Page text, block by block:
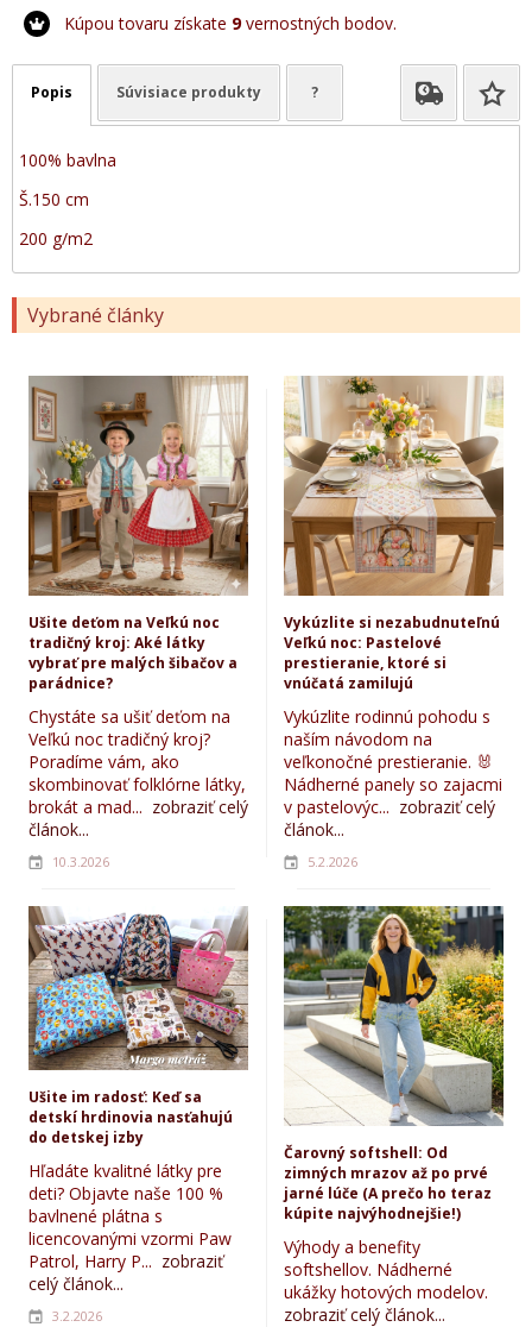
Kúpou tovaru získate 9vernostných bodov.
Popis Súvisiace produkty ?
100% bavlna
Š.150 cm
200 g/m2
Vybrané články
Ušite deťom na Veľkú noc
tradičný kroj: Aké látky
vybrať pre malých šibačov a
parádnice?
Chystáte sa ušiť deťom na
Veľkú noc tradičný kroj?
Poradíme vám, ako
skombinovať folklórne látky,
brokát a mad... zobraziť celý
článok...
10.3.2026
Vykúzlite si nezabudnuteľnú
Veľkú noc: Pastelové
prestieranie, ktoré si
vnúčatá zamilujú
Vykúzlite rodinnú pohodu s
naším návodom na
veľkonočné prestieranie. 🐰
Nádherné panely so zajacmi
v pastelovýc... zobraziť celý
článok...
5.2.2026
Ušite im radosť: Keď sa
detskí hrdinovia nasťahujú
do detskej izby
Hľadáte kvalitné látky pre
deti? Objavte naše 100 %
bavlnené plátna s
licencovanými vzormi Paw
Patrol, Harry P... zobraziť
celý článok...
3.2.2026
Čarovný softshell: Od
zimných mrazov až po prvé
jarné lúče (A prečo ho teraz
kúpite najvýhodnejšie!)
Výhody a benefity
softshellov. Nádherné
ukážky hotových modelov.
zobraziť celý článok...